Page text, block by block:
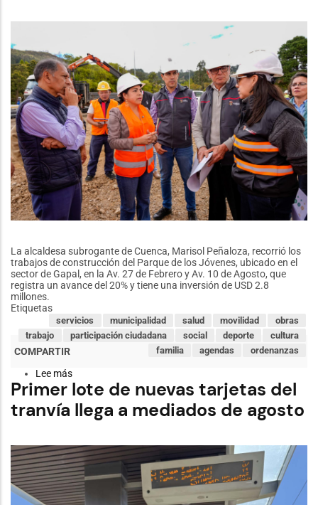
en
Tarqui
La alcaldesa subrogante de Cuenca, Marisol Peñaloza, recorrió los
trabajos de construcción del Parque de los Jóvenes, ubicado en el
sector de Gapal, en la Av. 27 de Febrero y Av. 10 de Agosto, que
registra un avance del 20% y tiene una inversión de USD 2.8
millones.
Etiquetas
obras
movilidad
salud
municipalidad
servicios
cultura
deporte
social
participación ciudadana
trabajo
ordenanzas
agendas
familia
Lee más
Alcaldesa
(S)
Marisol
Peñaloza
del
Parque
de
los
Jóvenes
Primer lote de nuevas tarjetas del
tranvía llega a mediados de agosto